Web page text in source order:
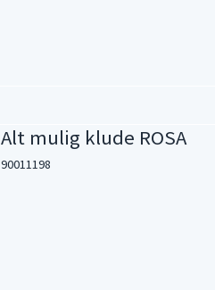
Alt mulig klude ROSA
90011198